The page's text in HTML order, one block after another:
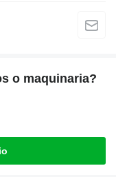
o maquinaria?